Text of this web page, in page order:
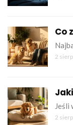
Co
2
Jeśli
2